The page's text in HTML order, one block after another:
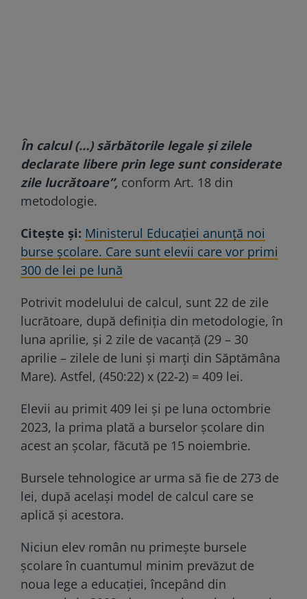
În calcul (…) sărbătorile legale și zilele
declarate libere prin lege sunt considerate
zile lucrătoare”, conform Art. 18 din
metodologie.
Citește și: Ministerul Educației anunță noi
burse școlare. Care sunt elevii care vor primi
300 de lei pe lună
Potrivit modelului de calcul, sunt 22 de zile
lucrătoare, după definiția din metodologie, în
luna aprilie, și 2 zile de vacanță (29 – 30
aprilie – zilele de luni și marți din Săptămâna
Mare). Astfel, (450:22) x (22-2) = 409 lei.
Elevii au primit 409 lei și pe luna octombrie
2023, la prima plată a burselor școlare din
acest an școlar, făcută pe 15 noiembrie.
Bursele tehnologice ar urma să fie de 273 de
lei, după același model de calcul care se
aplică și acestora.
Niciun elev român nu primește bursele
școlare în cuantumul minim prevăzut de
noua lege a educației, începând din